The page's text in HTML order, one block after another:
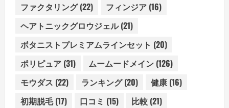
ファクタリング(22) フィンジア (16)
ヘアトニックグロウジェル(21)
ボタニストプレミアムラインセット (20)
ポリピュア (31) ムームードメイン (126)
モウダス (22) ランキング(20) 健康 (16)
初期脱毛(17) 口コミ (15) 比較 (21)